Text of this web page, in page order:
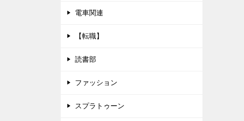
電車関連
【転職】
読書部
ファッション
スプラトゥーン